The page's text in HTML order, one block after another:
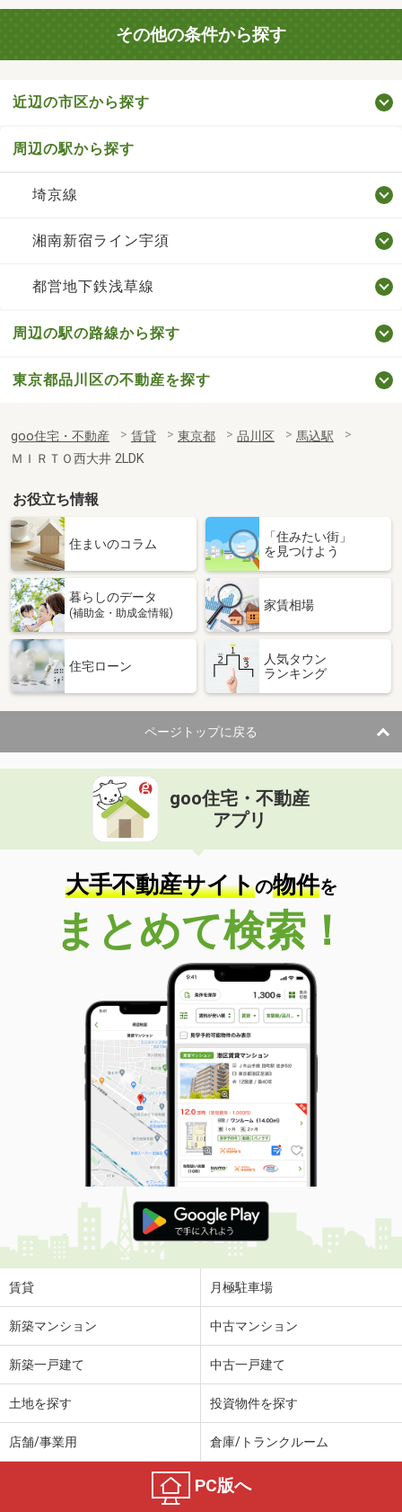
その他の条件から探す
近辺の市区から探す
周辺の駅から探す
埼京線
湘南新宿ライン宇須
都営地下鉄浅草線
周辺の駅の路線から探す
東京都品川区の不動産を探す
goo住宅・不動産 賃貸 東京都 品川区
馬込駅
ＭＩＲＴＯ西大井 2LDK
お役立ち情報
住まいのコラム
「住みたい街」
を見つけよう
暮らしのデータ
(補助金・助成金情報)
家賃相場
住宅ローン
人気タウン
ランキング
ページトップに戻る
goo住宅・不動産
アプリ
大手不動産サイトの物件を
まとめて検索！
賃貸 月極駐車場
新築マンション 中古マンション
新築一戸建て 中古一戸建て
土地を探す 投資物件を探す
店舗/事業用 倉庫/トランクルーム
PC版へ